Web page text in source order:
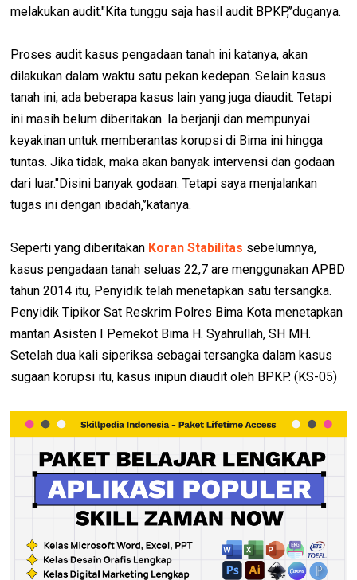
melakukan audit."Kita tunggu saja hasil audit BPKP,’’duganya.
Proses audit kasus pengadaan tanah ini katanya, akan
dilakukan dalam waktu satu pekan kedepan. Selain kasus
tanah ini, ada beberapa kasus lain yang juga diaudit. Tetapi
ini masih belum diberitakan. Ia berjanji dan mempunyai
keyakinan untuk memberantas korupsi di Bima ini hingga
tuntas. Jika tidak, maka akan banyak intervensi dan godaan
dari luar."Disini banyak godaan. Tetapi saya menjalankan
tugas ini dengan ibadah,’’katanya.
Seperti yang diberitakan Koran Stabilitas sebelumnya,
kasus pengadaan tanah seluas 22,7 are menggunakan APBD
tahun 2014 itu, Penyidik telah menetapkan satu tersangka.
Penyidik Tipikor Sat Reskrim Polres Bima Kota menetapkan
mantan Asisten I Pemekot Bima H. Syahrullah, SH MH.
Setelah dua kali siperiksa sebagai tersangka dalam kasus
sugaan korupsi itu, kasus inipun diaudit oleh BPKP. (KS-05)